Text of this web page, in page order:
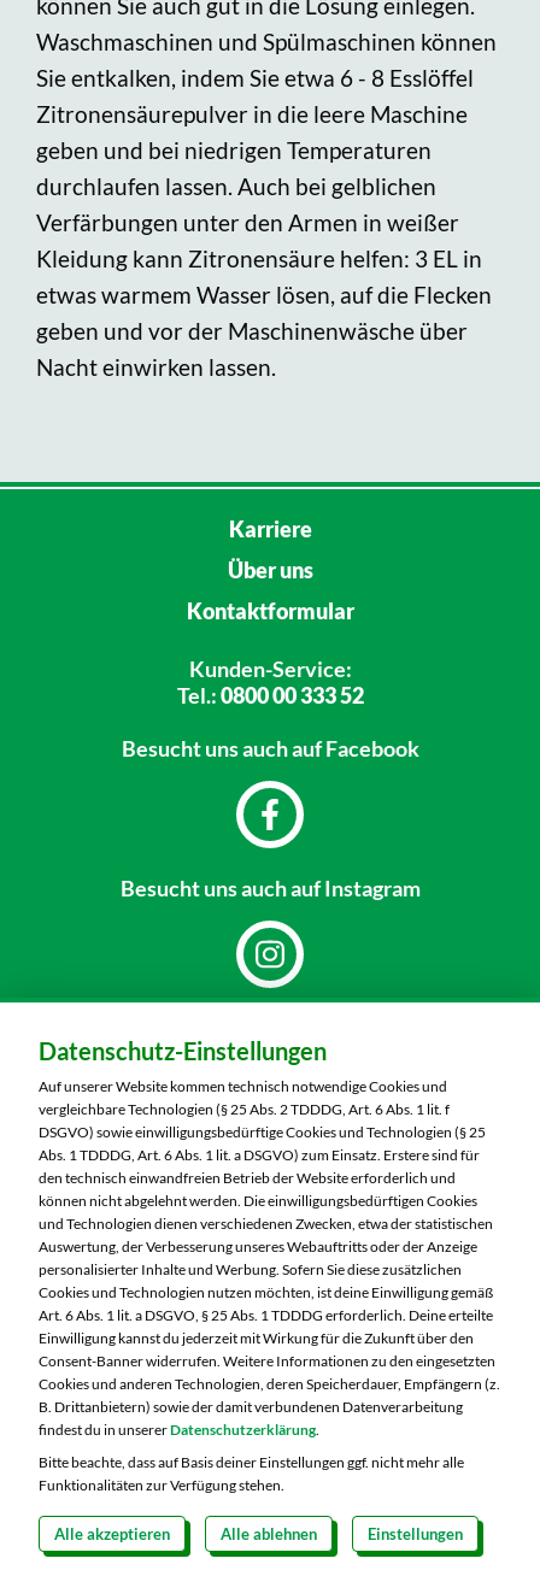
Waschmaschinen und Spülmaschinen können
Sie entkalken, indem Sie etwa 6 - 8 Esslöffel
Zitronensäurepulver in die leere Maschine
geben und bei niedrigen Temperaturen
durchlaufen lassen. Auch bei gelblichen
Verfärbungen unter den Armen in weißer
Kleidung kann Zitronensäure helfen: 3 EL in
etwas warmem Wasser lösen, auf die Flecken
geben und vor der Maschinenwäsche über
Nacht einwirken lassen.
Karriere
Über uns
Kontaktformular
Kunden-Service:
Tel.:0800 00 333 52
Besucht unsauch auf Facebook
Besucht unsauch auf Instagram
MARKTKAUF Schweinfurt
Carl-Benz-Straße 7
97424 Schweinfurt
Telefon:09721 77040
Markt ändern
Öffnungszeiten diese Woche:
Mo:
07:00 – 20:00 Uhr
Di:
07:00 – 20:00 Uhr
Mi:
07:00 – 20:00 Uhr
Do:
07:00 – 20:00 Uhr
Fr:
07:00 – 20:00 Uhr
Copyright 2026 © MARKTKAUF Datenschutz Impressum
Datenschutz-Einstellungen
Auf unserer Website kommen technisch notwendige Cookies und
vergleichbare Technologien (§ 25 Abs. 2 TDDDG, Art. 6 Abs. 1 lit. f
DSGVO) sowie einwilligungsbedürftige Cookies und Technologien (§ 25
Abs. 1 TDDDG, Art. 6 Abs. 1 lit. a DSGVO) zum Einsatz. Erstere sind für
den technisch einwandfreien Betrieb der Website erforderlich und
können nicht abgelehnt werden. Die einwilligungsbedürftigen Cookies
und Technologien dienen verschiedenen Zwecken, etwa der statistischen
Auswertung, der Verbesserung unseres Webauftritts oder der Anzeige
personalisierter Inhalte und Werbung. Sofern Sie diese zusätzlichen
Cookies und Technologien nutzen möchten, ist deine Einwilligung gemäß
Art. 6 Abs. 1 lit. a DSGVO, § 25 Abs. 1 TDDDG erforderlich. Deine erteilte
Einwilligung kannst du jederzeit mit Wirkung für die Zukunft über den
Consent-Banner widerrufen. Weitere Informationen zu den eingesetzten
Cookies und anderen Technologien, deren Speicherdauer, Empfängern (z.
B. Drittanbietern) sowie der damit verbundenen Datenverarbeitung
findest du in unsererDatenschutzerklärung.
Bitte beachte, dass auf Basis deiner Einstellungen ggf. nicht mehr alle
Funktionalitäten zur Verfügung stehen.
Alle akzeptieren Alle ablehnen Einstellungen